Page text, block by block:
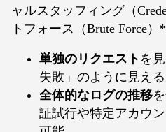
ャルスタッフィング（
トフォース（Brute Force）
単独のリクエスト を
失敗」のように見える
全体的なログの推移
証試行や特定アカウ